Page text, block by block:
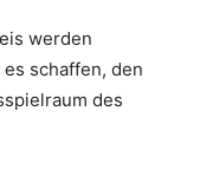
werden
schaffen, den
des